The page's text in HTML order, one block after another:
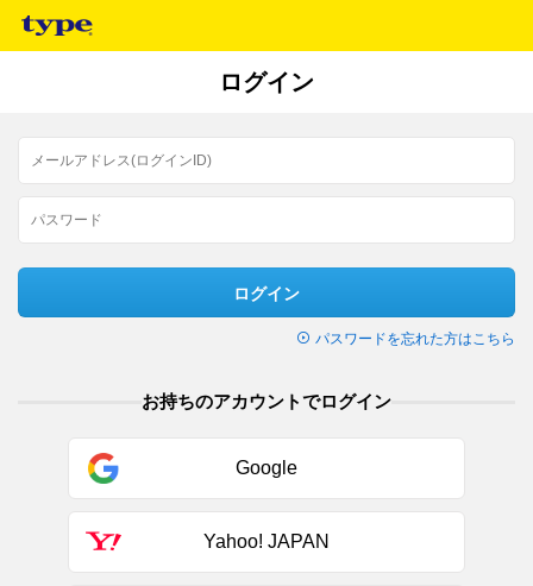
ログイン
ログイン
パスワードを忘れた方はこちら
お持ちのアカウントでログイン
Google
Yahoo! JAPAN